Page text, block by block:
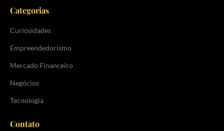
Categorias
Curiosidades
Empreendedorismo
Mercado Financeiro
Negócios
Tecnologia
Contato